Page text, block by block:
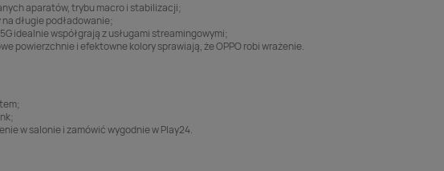
aparatów, trybu macro i stabilizacji;
długie podładowanie;
idealnie współgrają z usługami streamingowymi;
powierzchnie i efektowne kolory sprawiają, że OPPO robi wrażenie.
w salonie i zamówić wygodnie w Play24.